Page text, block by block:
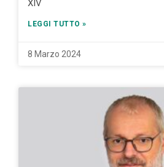
XIV
LEGGI TUTTO »
8 Marzo 2024